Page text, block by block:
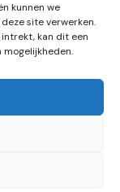
kunnen we
site verwerken.
kan dit een